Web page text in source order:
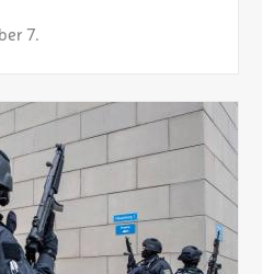
7.